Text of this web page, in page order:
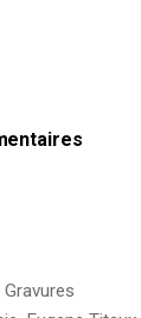
Gravures